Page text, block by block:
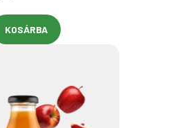
KOSÁRBA